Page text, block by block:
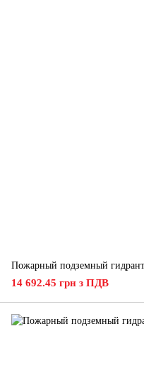
Пожарный подземный
14 692.45 грн з ПДВ